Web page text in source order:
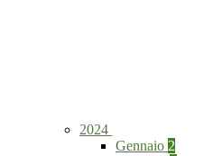
2024
Gennaio 2